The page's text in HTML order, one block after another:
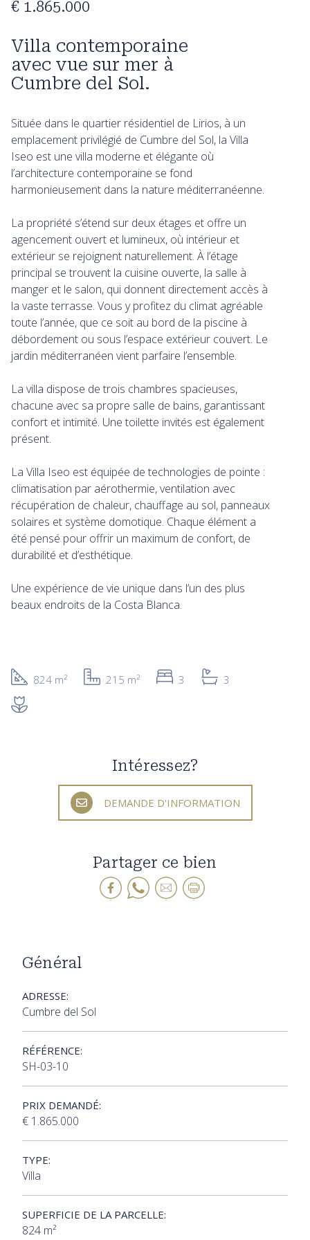
Villa contemporaine
avec vue sur mer à
Cumbre del Sol.
€ 1.865.000
Située dans le quartier résidentiel de Lirios, à un
emplacement privilégié de Cumbre del Sol, la Villa
Iseo est une villa moderne et élégante où
l’architecture contemporaine se fond
harmonieusement dans la nature méditerranéenne.
La propriété s’étend sur deux étages et offre un
agencement ouvert et lumineux, où intérieur et
extérieur se rejoignent naturellement. À l’étage
principal se trouvent la cuisine ouverte, la salle à
manger et le salon, qui donnent directement accès à
la vaste terrasse. Vous y profitez du climat agréable
toute l’année, que ce soit au bord de la piscine à
débordement ou sous l’espace extérieur couvert. Le
jardin méditerranéen vient parfaire l’ensemble.
La villa dispose de trois chambres spacieuses,
chacune avec sa propre salle de bains, garantissant
confort et intimité. Une toilette invités est également
présent.
La Villa Iseo est équipée de technologies de pointe :
climatisation par aérothermie, ventilation avec
récupération de chaleur, chauffage au sol, panneaux
solaires et système domotique. Chaque élément a
été pensé pour offrir un maximum de confort, de
durabilité et d’esthétique.
Une expérience de vie unique dans l’un des plus
beaux endroits de la Costa Blanca.
824 m² 215 m² 3 3
Intéressez?
DEMANDE D'INFORMATION
Partager ce bien
Général
ADRESSE:
Cumbre del Sol
RÉFÉRENCE:
SH-03-10
PRIX DEMANDÉ:
€ 1.865.000
TYPE:
Villa
SUPERFICIE DE LA PARCELLE:
824 m²